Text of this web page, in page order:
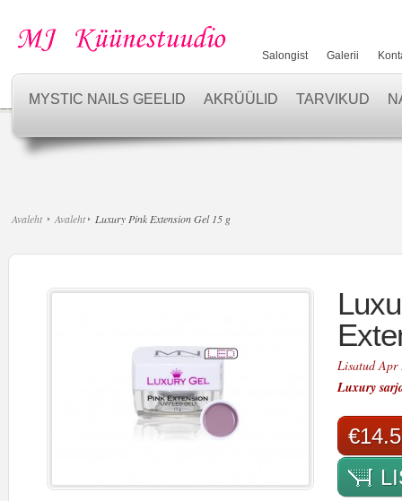
Salongist Galerii
MYSTIC NAILS GEELID AKRÜÜLID TARVIKUD
Avaleht Avaleht Luxury Pink Extension Gel 15 g
Lisatud Apr
Luxury